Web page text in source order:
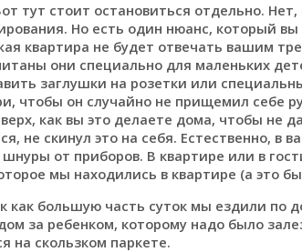
тут стоит остановиться отдельно.
Но есть один нюанс, который
квартира не будет отвечать вашим
они специально для маленьких
заглушки на розетки или
чтобы он случайно не прищемил себе
как вы это делаете дома, чтобы не
не скинул это на себя. Естественно, в
от приборов. В квартире или в
мы находились в квартире (а это
как большую часть суток мы ездили
за ребенком, которому надо было
на скользком паркете.